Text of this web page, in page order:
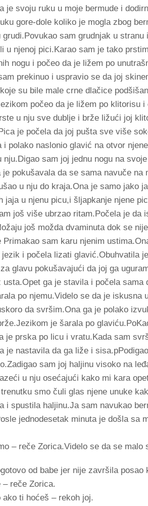
je svoju ruku u moje bermude i
gore-dole koliko je mogla zbog
sam grudnjak u
u njenoj pici.Karao sam je tako
nogu i počeo da je ližem po
prekinuo i uspravio se da joj
su bile male crne dlačice
počeo da je ližem po klitorisu
u nju sve dublje i brže ližući joj
je počela da joj pušta sve više
i polako naslonio glavić na otvor
sam joj jednu nogu na
pokušavala da se sama navuče na
u nju do kraja.Ona je samo jako
jaja u njenu picu,i šljapkanje njene
još više ubrzao ritam.Počela je da
još možda dvaminuta dok se
sam karu njenim
i počela lizati glavić.Obuhvatila
glavu pokušavajući da joj ga
ga je stavila i počela sama
po njemu.Videlo se da je iskusna
da svršim.Ona ga je polako
je šarala po
je prska po licu i vratu.Kada sam
je nastavila da ga liže i
sam joj haljinu visoko na
u nju osećajući kako mi kara
smo čuli glas njene unuke
i spustila haljinu.Ja sam navukao
jednodesetak minuta je došla sa
– reče Zorica.Videlo se da se malo
od babe jer nije završila
reče Zorica.
ti hoćeš – rekoh joj.